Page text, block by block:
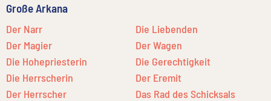
Große Arkana
Der Narr
Der Magier
Die Hohepriesterin
Die Herrscherin
Der Herrscher
Die Liebenden
Der Wagen
Die Gerechtigkeit
Der Eremit
Das Rad des Schicksals